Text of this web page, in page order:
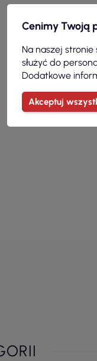
Cenimy Twoją
Na naszej
służyć do
Dodatkowe
Akceptuj